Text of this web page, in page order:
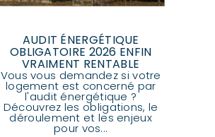
AUDIT ÉNERGÉTIQUE
OBLIGATOIRE 2026 ENFIN
VRAIMENT RENTABLE
Vous vous demandez si votre
logement est concerné par
l'audit énergétique ?
Découvrez les obligations, le
déroulement et les enjeux
pour vos...